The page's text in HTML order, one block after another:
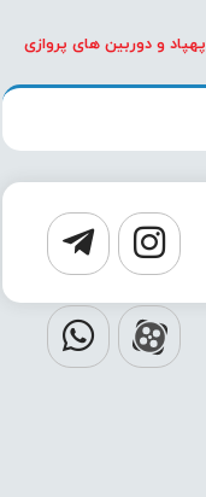
پهپاد و دوربین های پروازی